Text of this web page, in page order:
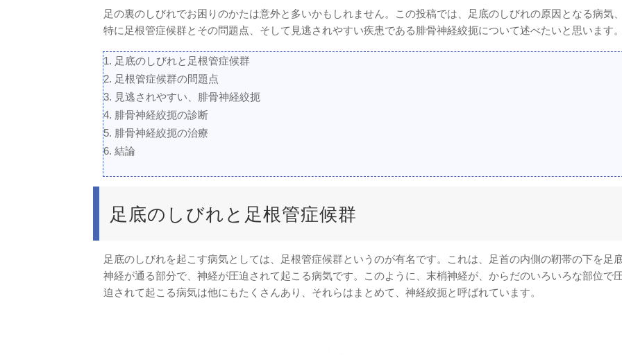
足の裏のしびれでお困りのかたは意外と多いかもしれません。この投稿では、足底のしびれの原因となる病気
特に足根管症候群とその問題点、そして見逃されやすい疾患である腓骨神経絞扼について述べたいと思います
足底のしびれと足根管症候群
足根管症候群の問題点
見逃されやすい、腓骨神経絞扼
腓骨神経絞扼の診断
腓骨神経絞扼の治療
結論
足底のしびれと足根管症候群
足底のしびれを起こす病気としては、足根管症候群というのが有名です。これは、足首の内側の靭帯の下を足
神経が通る部分で、神経が圧迫されて起こる病気です。このように、末梢神経が、からだのいろいろな部位で
迫されて起こる病気は他にもたくさんあり、それらはまとめて、神経絞扼と呼ばれています。